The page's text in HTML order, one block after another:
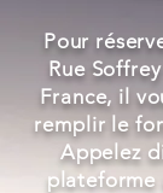
Pour
Rue
France, il
remplir le
Appelez
plateforme